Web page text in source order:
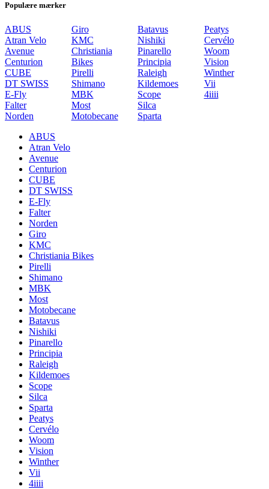
Populære mærker
ABUS
Atran Velo
Avenue
Centurion
CUBE
DT SWISS
E-Fly
Falter
Norden
Giro
KMC
Christiania
Bikes
Pirelli
Shimano
MBK
Most
Motobecane
Batavus
Nishiki
Pinarello
Principia
Raleigh
Kildemoes
Scope
Silca
Sparta
Peatys
Cervélo
Woom
Vision
Winther
Vii
4iiii
ABUS
Atran Velo
Avenue
Centurion
CUBE
DT SWISS
E-Fly
Falter
Norden
Giro
KMC
Christiania Bikes
Pirelli
Shimano
MBK
Most
Motobecane
Batavus
Nishiki
Pinarello
Principia
Raleigh
Kildemoes
Scope
Silca
Sparta
Peatys
Cervélo
Woom
Vision
Winther
Vii
4iiii